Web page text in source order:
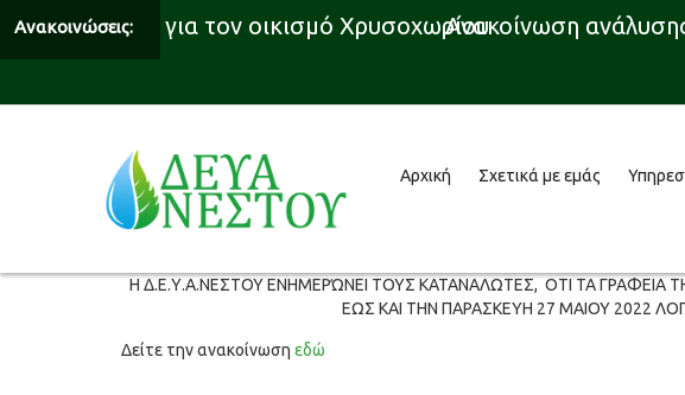
Ανακοινώσεις: για τον οικισμό ΧρυσοχωρίουΑνακοίνωση ανάλυσης
Αρχική Σχετικά με εμάς
Η Δ.Ε.Υ.Α.ΝΕΣΤΟΥ ΕΝΗΜΕΡΏΝΕΙ ΤΟΥΣ ΚΑΤΑΝΑΛΩΤΕΣ, ΟΤΙ ΤΑ ΓΡΑΦΕΙΑ
ΕΩΣ ΚΑΙ ΤΗΝ ΠΑΡΑΣΚΕΥΗ 27 ΜΑΙΟΥ 2022
Δείτε την ανακοίνωση εδώ